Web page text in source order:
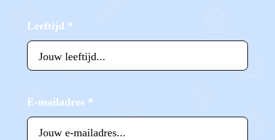
Leeftijd *
E-mailadres *